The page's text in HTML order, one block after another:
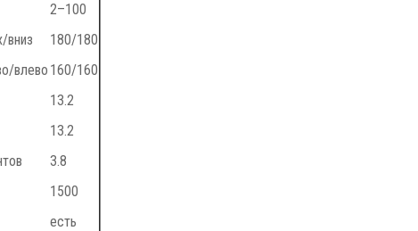
2–100
вниз
180/180
влево 160/160
13.2
13.2
3.8
1500
есть